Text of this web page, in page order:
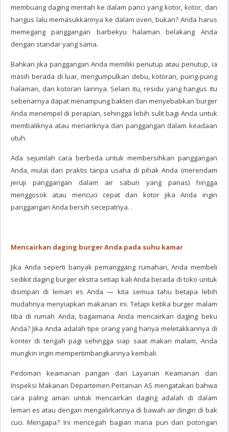
membuang daging mentah ke dalam panci yang kotor, kotor, dan
hangus lalu memasukkannya ke dalam oven, bukan? Anda harus
memegang panggangan barbekyu halaman belakang Anda
dengan standar yang sama.
Bahkan jika panggangan Anda memiliki penutup atau penutup, ia
masih berada di luar, mengumpulkan debu, kotoran, puing-puing
halaman, dan kotoran lainnya. Selain itu, residu yang hangus itu
sebenarnya dapat menampung bakteri dan menyebabkan burger
Anda menempel di perapian, sehingga lebih sulit bagi Anda untuk
membaliknya atau menariknya dari panggangan dalam keadaan
utuh.
Ada sejumlah cara berbeda untuk membersihkan panggangan
Anda, mulai dari praktis tanpa usaha di pihak Anda (merendam
jeruji panggangan dalam air sabun yang panas) hingga
menggosok atau mencuci cepat dan kotor jika Anda ingin
panggangan Anda bersih secepatnya. .
Mencairkan daging burger Anda pada suhu kamar
Jika Anda seperti banyak pemanggang rumahan, Anda membeli
sedikit daging burger ekstra setiap kali Anda berada di toko untuk
disimpan di lemari es Anda — kita semua tahu betapa lebih
mudahnya menyiapkan makanan ini. Tetapi ketika burger malam
tiba di rumah Anda, bagaimana Anda mencairkan daging beku
Anda? Jika Anda adalah tipe orang yang hanya meletakkannya di
konter di tengah pagi sehingga siap saat makan malam, Anda
mungkin ingin mempertimbangkannya kembali.
Pedoman keamanan pangan dari Layanan Keamanan dan
Inspeksi Makanan Departemen Pertanian AS mengatakan bahwa
cara paling aman untuk mencairkan daging adalah di dalam
lemari es atau dengan mengalirkannya di bawah air dingin di bak
cuci. Mengapa? Ini mencegah bagian mana pun dari potongan